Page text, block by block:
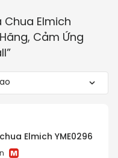
Chua Elmich
Cảm Ứng
”
Elmich YME0296